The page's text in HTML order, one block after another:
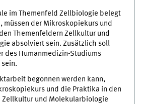
im Themenfeld Zellbiologie belegt
müssen der Mikroskopiekurs und
Themenfeldern Zellkultur und
absolviert sein. Zusätzlich soll
des Humanmedizin-Studiums
begonnen werden kann,
und die Praktika in den
Zellkultur und Molekularbiologie